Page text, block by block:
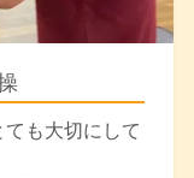
ても大切にして